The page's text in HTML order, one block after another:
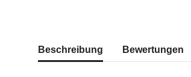
weitere Registerkarten anzeigen
Beschreibung Bewertungen